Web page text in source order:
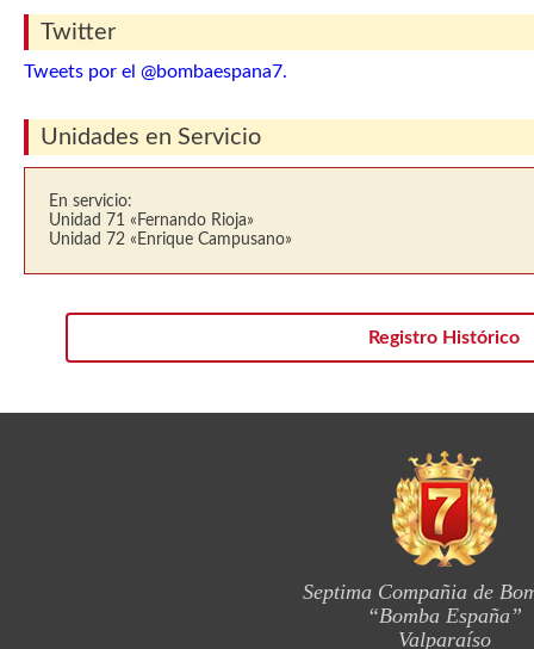
Twitter
Tweets por el @bombaespana7.
Unidades en Servicio
En servicio:
Unidad 71 «Fernando Rioja»
Unidad 72 «Enrique Campusano»
Registro Histórico
Septima Compañia de
“Bomba España”
Valparaíso